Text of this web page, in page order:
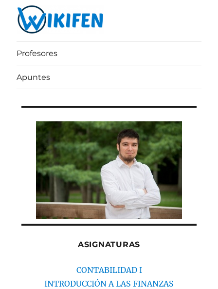
Wikifen
Profesores
Apuntes
ASIGNATURAS
CONTABILIDAD I
INTRODUCCIÓN A LAS FINANZAS